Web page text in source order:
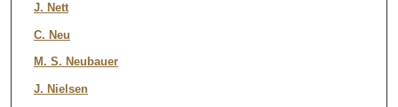
J. Nett
C. Neu
M. S. Neubauer
J. Nielsen